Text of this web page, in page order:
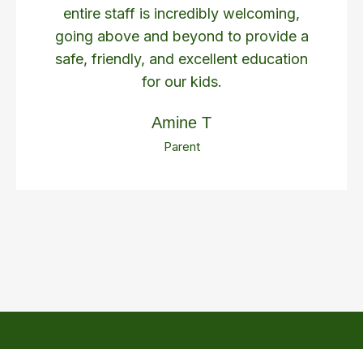
entire staff is incredibly welcoming,
going above and beyond to provide a
safe, friendly, and excellent education
for our kids.
Amine T
Parent